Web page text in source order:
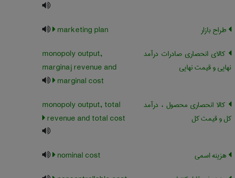
طراح بازار
marketing plan
کالای انحصاری صادرات درآمد
نهایی و قیمت نهایی
monopoly output,
marginaj revenue and
marginal cost
کالا انحصاری محصول ، درآمد
کل و قیمت کل
monopoly output, total
revenue and total cost
هزینه اسمی
nominal cost